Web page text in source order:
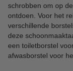
schrobben om op
ontdoen. Voor het
verschillende
deze
een toiletborstel
afwasborstel voor